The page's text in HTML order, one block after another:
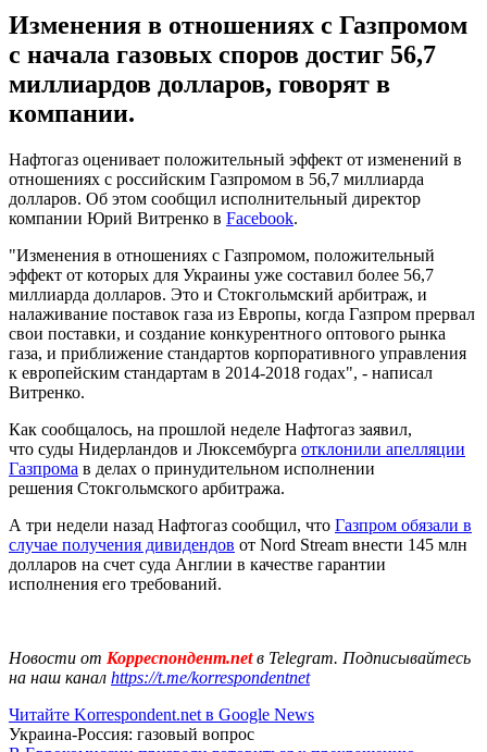
Изменения в отношениях с Газпромом
с начала газовых споров достиг 56,7
миллиардов долларов, говорят в
компании.
Нафтогаз оценивает положительный эффект от изменений в
отношениях с российским Газпромом в 56,7 миллиарда
долларов. Об этом сообщил исполнительный директор
компании Юрий Витренко в Facebook.
"Изменения в отношениях с Газпромом, положительный
эффект от которых для Украины уже составил более 56,7
миллиарда долларов. Это и Стокгольмский арбитраж, и
налаживание поставок газа из Европы, когда Газпром прервал
свои поставки, и создание конкурентного оптового рынка
газа, и приближение стандартов корпоративного управления
к европейским стандартам в 2014-2018 годах", - написал
Витренко.
Как сообщалось, на прошлой неделе Нафтогаз заявил,
что суды Нидерландов и Люксембурга отклонили апелляции
Газпрома в делах о принудительном исполнении
решения Стокгольмского арбитража.
А три недели назад Нафтогаз сообщил, что Газпром обязали в
случае получения дивидендов от Nord Stream внести 145 млн
долларов на счет суда Англии в качестве гарантии
исполнения его требований.
Новости от Корреспондент.netв Telegram. Подписывайтесь
на наш канал https://t.me/korrespondentnet
Читайте Korrespondent.net в Google News
Украина-Россия: газовый вопрос